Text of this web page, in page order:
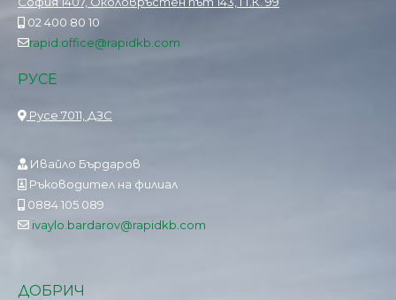
02 400 80 10
rapid.office@rapidkb.com
РУСЕ
Русе 7011, ДЗС
Ивайло Бърдаров
Ръководител на филиал
0884 105 089
ivaylo.bardarov@rapidkb.com
ДОБРИЧ